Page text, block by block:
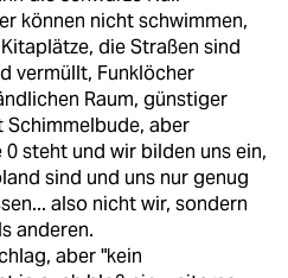
können nicht schwimmen,
die Straßen sind
vermüllt, Funklöcher
Raum, günstiger
Schimmelbude, aber
0 steht und wir bilden uns ein,
sind und uns nur genug
also nicht wir, sondern
anderen.
aber "kein